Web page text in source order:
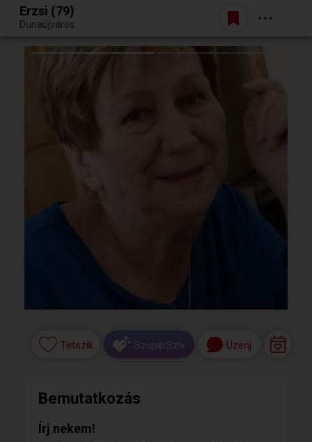
Egy jó randiból bármi lehet.
Belépés
Erzsi (79)
Dunaújváros
Tetszik SzuperSzív Üzenj
Bemutatkozás
Írj nekem!